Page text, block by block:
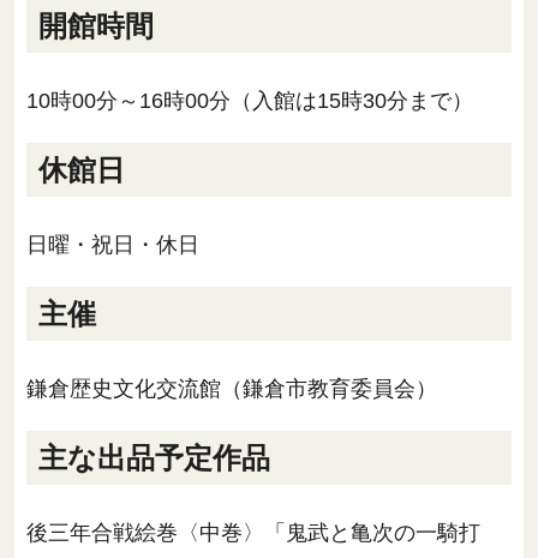
開館時間
10時00分～16時00分（入館は15時30分まで）
休館日
日曜・祝日・休日
主催
鎌倉歴史文化交流館（鎌倉市教育委員会）
主な出品予定作品
後三年合戦絵巻〈中巻〉「鬼武と亀次の一騎打